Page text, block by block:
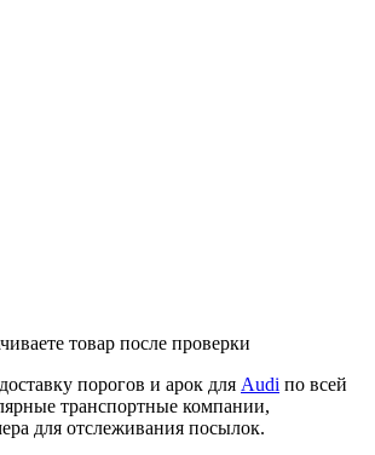
товар после проверки
порогов и арок для Audi по всей
транспортные компании,
для отслеживания посылок.